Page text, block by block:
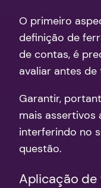
O primeiro
definição de
de contas, é
avaliar antes de
Garantir,
mais assertivos
interferindo no
questão.
Aplicação